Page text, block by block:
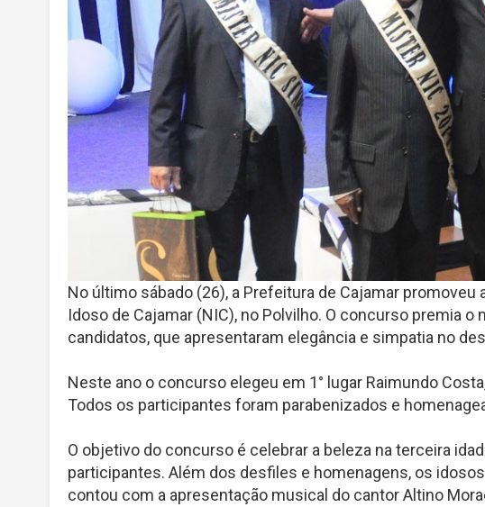
No último sábado (26), a Prefeitura de Cajamar
Idoso de Cajamar (NIC), no Polvilho. O concurso premia
candidatos, que apresentaram elegância e simpatia no
Neste ano o concurso elegeu em 1° lugar Raimundo
Todos os participantes foram parabenizados e
O objetivo do concurso é celebrar a beleza na terceira
participantes. Além dos desfiles e homenagens, os
contou com a apresentação musical do cantor Altino